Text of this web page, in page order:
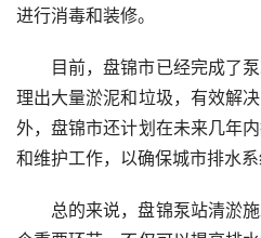
进行消毒和装修。
目前，盘锦市已经完成了
理出大量淤泥和垃圾，有效解
外，盘锦市还计划在未来几年
和维护工作，以确保城市排水系
总的来说，盘锦泵站清淤